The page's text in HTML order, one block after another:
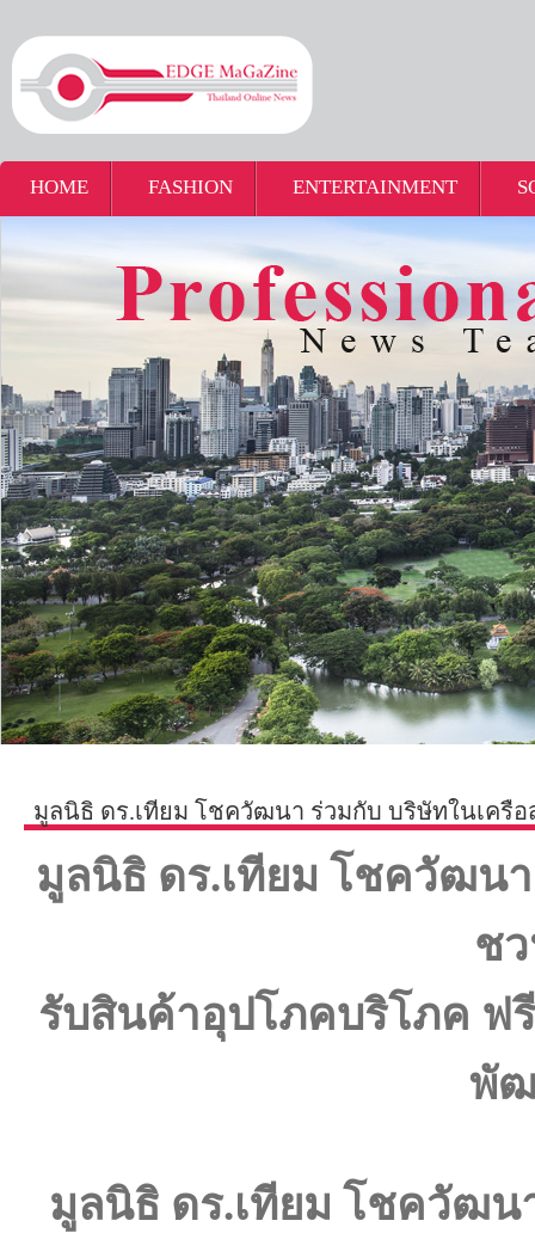
HOME FASHION ENTERTAINMENT
มูลนิธิ ดร.เทียม โชควัฒนา ร่วมกับ บริษัทในเค
มูลนิธิ ดร.เทียม โชควัฒน
ช
รับสินค้าอุปโภคบริโภค ฟรี
พั
มูลนิธิ ดร.เทียม โชควัฒน